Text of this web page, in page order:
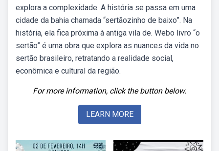
explora a complexidade. A história se passa em uma
cidade da bahia chamada “sertãozinho de baixo”. Na
história, ela fica próxima à antiga vila de. Webo livro “o
sertão” é uma obra que explora as nuances da vida no
sertão brasileiro, retratando a realidade social,
econômica e cultural da região.
For more information, click the button below.
LEARN MORE